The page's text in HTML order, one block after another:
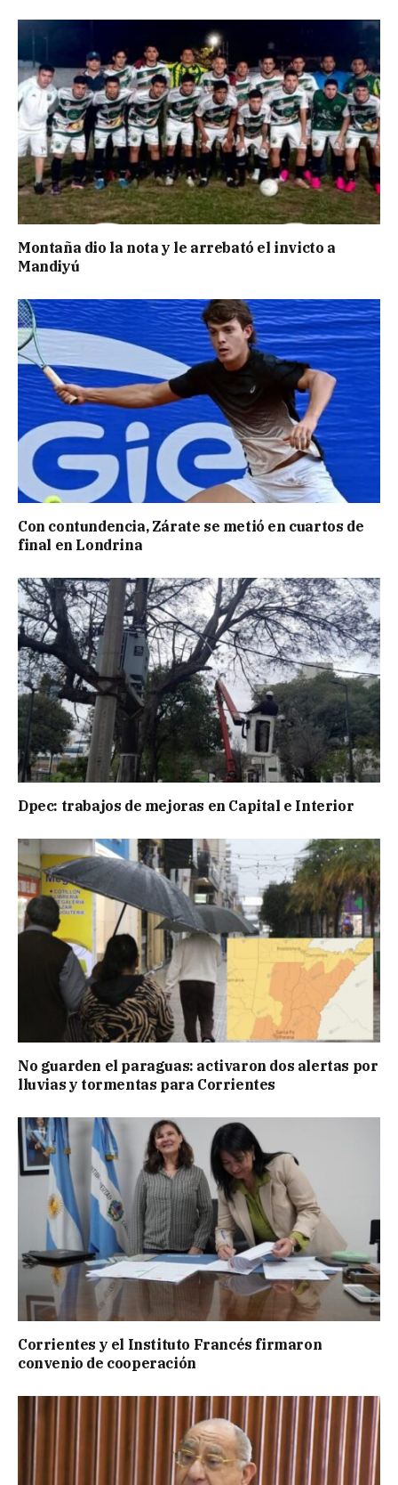
Montaña dio la nota y le arrebató el invicto a
Mandiyú
Con contundencia, Zárate se metió en cuartos de
final en Londrina
Dpec: trabajos de mejoras en Capital e Interior
No guarden el paraguas: activaron dos alertas por
lluvias y tormentas para Corrientes
Corrientes y el Instituto Francés firmaron
convenio de cooperación